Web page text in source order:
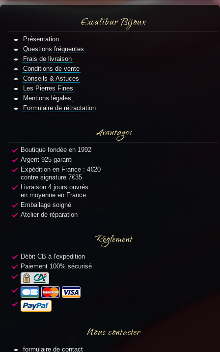
Excalibur Bijoux
Présentation
Questions fréquentes
Frais de livraison
Conditions de vente
Conseils & Astuces
Les Pierres Fines
Mentions légales
Formulaire de rétractation
Avantages
Boutique fondée en 1992
Argent 925 garanti
Expédition en France : 4€20
contre signature 7€35
Livraison 4 jours ouvrés
en moyenne en France
Emballage soigné
Atelier de réparation
Règlement
Débit CB à l'expédition
Paiement 100% sécurisé
Nous contacter
formulaire de contact